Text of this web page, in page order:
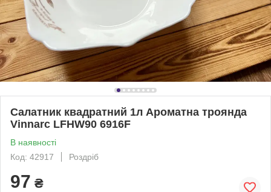
Салатник квадратний 1л Ароматна троянда
Vinnarc LFHW90 6916F
В наявності
Код: 42917
Роздріб
97 ₴